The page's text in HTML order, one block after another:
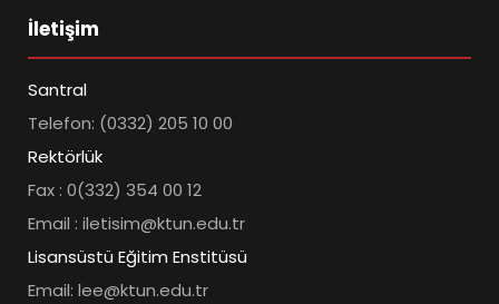
İletişim
Santral
Telefon: (0332) 205 10 00
Rektörlük
Fax : 0(332) 354 00 12
Email : iletisim@ktun.edu.tr
Lisansüstü Eğitim Enstitüsü
Email: lee@ktun.edu.tr